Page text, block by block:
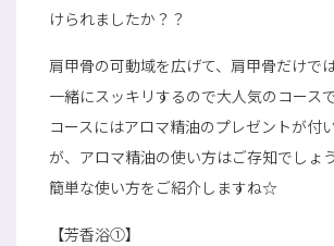
けられましたか？？
肩甲骨の可動域を広げて、肩甲骨だけで
一緒にスッキリするので大人気のコース
コースにはアロマ精油のプレゼントが付
が、アロマ精油の使い方はご存知でしょ
簡単な使い方をご紹介しますね☆
【芳香浴①】